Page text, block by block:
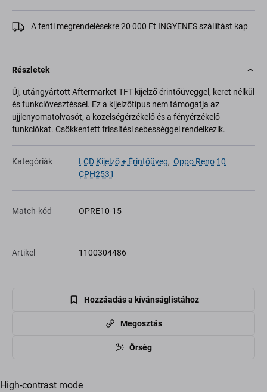
A fenti megrendelésekre 20 000 Ft INGYENES szállítást kap
Részletek
Új, utángyártott Aftermarket TFT kijelző érintőüveggel, keret nélkül
és funkcióvesztéssel. Ez a kijelzőtípus nem támogatja az
ujjlenyomatolvasót, a közelségérzékelő és a fényérzékelő
funkciókat. Csökkentett frissítési sebességgel rendelkezik.
Kategóriák LCD Kijelző + Érintőüveg, Oppo Reno 10
CPH2531
Match-kód OPRE10-15
Artikel 1100304486
Hozzáadás a kívánságlistához
Megosztás
Őrség
High-contrast mode